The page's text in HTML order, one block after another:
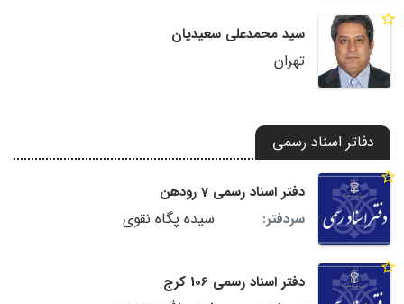
سید محمدعلی سعیدیان
تهران
دفاتر اسناد رسمی
دفتر اسناد رسمی 7 رودهن
سردفتر:
سیده پگاه نقوی
دفتر اسناد رسمی 106 کرج